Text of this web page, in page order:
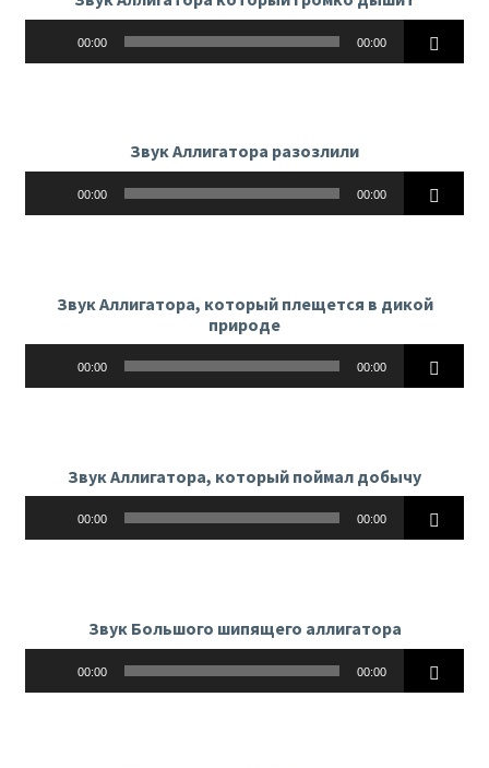
00:00 00:00
Звук Аллигатора разозлили
00:00 00:00
Звук Аллигатора, который плещется в дикой
природе
00:00 00:00
Звук Аллигатора, который поймал добычу
00:00 00:00
Звук Большого шипящего аллигатора
00:00 00:00